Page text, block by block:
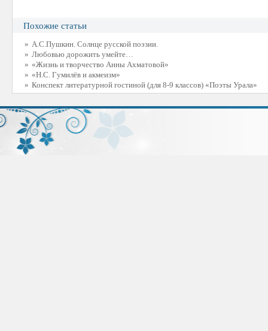
Похожие статьи
» А.С.Пушкин. Солнце русской поэзии.
» Любовью дорожить умейте…
» «Жизнь и творчество Анны Ахматовой»
» «Н.С. Гумилёв и акмеизм»
» Конспект литературной гостиной (для 8-9 классов) «Поэты Урала»